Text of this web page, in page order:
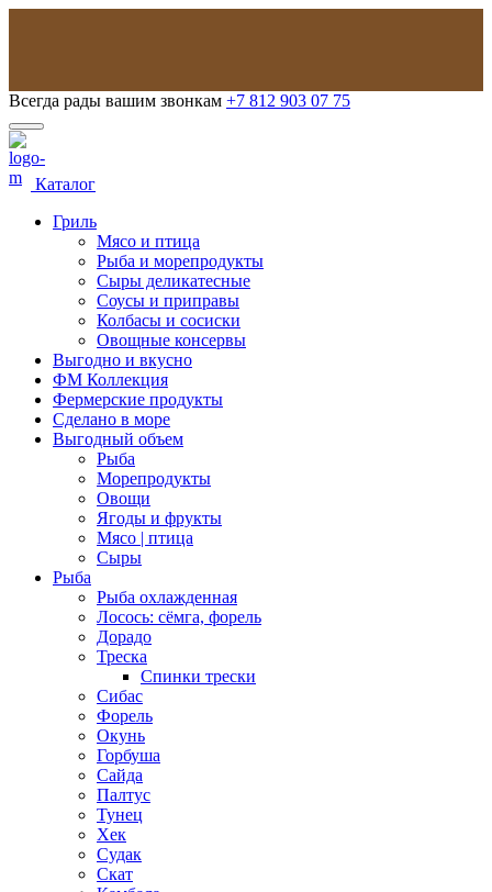
Всегда рады вашим звонкам +7 812 903 07 75
Каталог
Гриль
Мясо и птица
Рыба и морепродукты
Сыры деликатесные
Соусы и приправы
Колбасы и сосиски
Овощные консервы
Выгодно и вкусно
ФМ Коллекция
Фермерские продукты
Сделано в море
Выгодный объем
Рыба
Морепродукты
Овощи
Ягоды и фрукты
Мясо | птица
Сыры
Рыба
Рыба охлажденная
Лосось: сёмга, форель
Дорадо
Треска
Спинки трески
Сибас
Форель
Окунь
Горбуша
Сайда
Палтус
Тунец
Хек
Судак
Скат